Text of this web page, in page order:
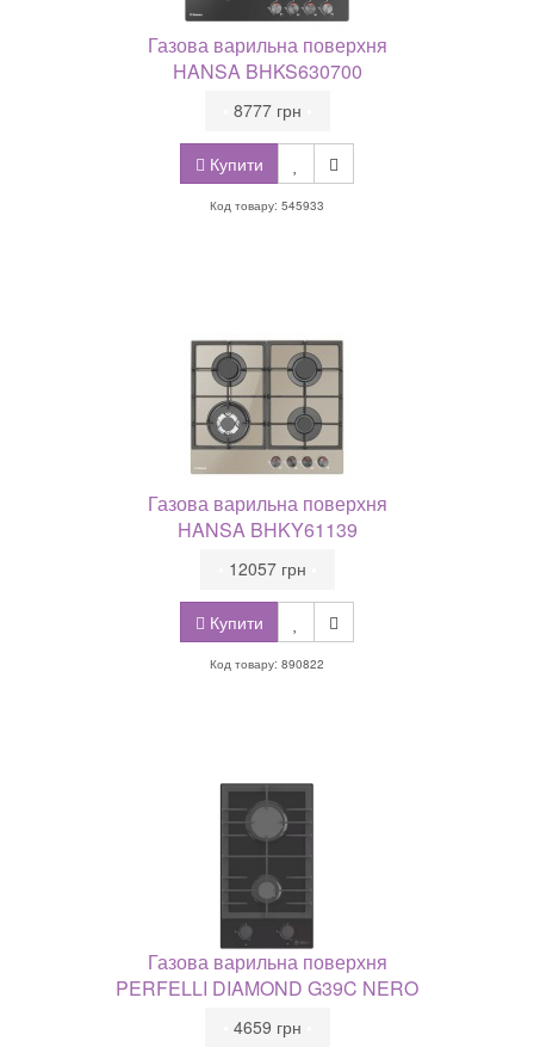
Газова варильна поверхня
HANSA BHKS630700
Купити
8777 грн
Код товару: 545933
Газова варильна поверхня
HANSA BHKY61139
Купити
12057 грн
Код товару: 890822
Газова варильна поверхня
PERFELLI DIAMOND G39C NERO
4659 грн